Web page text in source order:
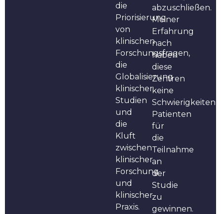
die
Priorisierung
von
klinischen
Forschungsfragen,
die
Globalisierung
klinischer
Studien
und
die
Kluft
zwischen
klinischer
Forschung
und
klinischer
Praxis.
abzuschließen.
Meiner
Erfahrung
nach
haben
diese
Zentren
keine
Schwierigkeiten,
Patienten
für
die
Teilnahme
an
der
Studie
zu
gewinnen.